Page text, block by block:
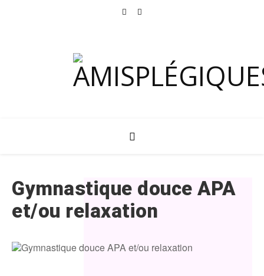
Gymnastique douce APA
et/ou relaxation